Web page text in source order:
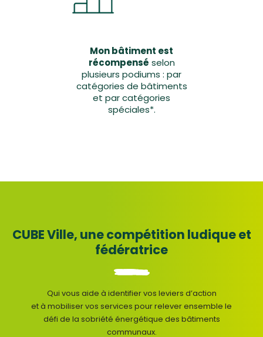
Mon bâtiment est
récompensé selon
plusieurs podiums : par
catégories de bâtiments
et par catégories
spéciales*.
CUBE Ville, une compétition ludique et
fédératrice
Qui vous aide à identifier vos leviers d’action
et à mobiliser vos services pour relever ensemble le
défi de la sobriété énergétique des bâtiments
communaux.